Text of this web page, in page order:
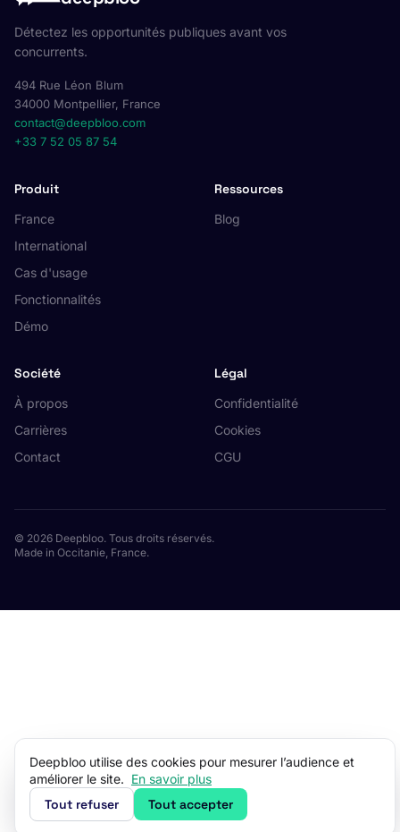
Détectez les opportunités publiques avant vos
concurrents.
494 Rue Léon Blum
34000 Montpellier, France
contact@deepbloo.com
+33 7 52 05 87 54
Produit
France
International
Cas d'usage
Fonctionnalités
Démo
Ressources
Blog
Société
À propos
Carrières
Contact
Légal
Confidentialité
Cookies
CGU
© 2026 Deepbloo. Tous droits réservés.
Made in Occitanie, France.
Deepbloo utilise des cookies pour mesurer l’audience et
améliorer le site. En savoir plus
Tout refuser Tout accepter